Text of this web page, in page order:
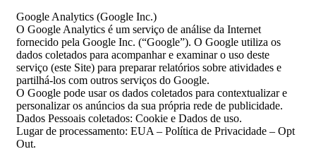
Google Analytics (Google Inc.)
O Google Analytics é um serviço de análise da Internet
fornecido pela Google Inc. (“Google”). O Google utiliza os
dados coletados para acompanhar e examinar o uso deste
serviço (este Site) para preparar relatórios sobre atividades e
partilhá-los com outros serviços do Google.
O Google pode usar os dados coletados para contextualizar e
personalizar os anúncios da sua própria rede de publicidade.
Dados Pessoais coletados: Cookie e Dados de uso.
Lugar de processamento: EUA – Política de Privacidade – Opt
Out.